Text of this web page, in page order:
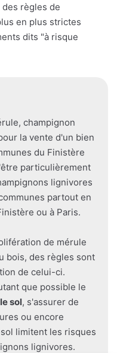
règles de
en plus strictes
dits "à risque
champignon
la vente d'un bien
du Finistère
particulièrement
lignivores
partout en
ou à Paris.
de mérule
bois, des règles sont
de celui-ci.
que possible le
sol, s'assurer de
ou encore
limitent les risques
lignivores.